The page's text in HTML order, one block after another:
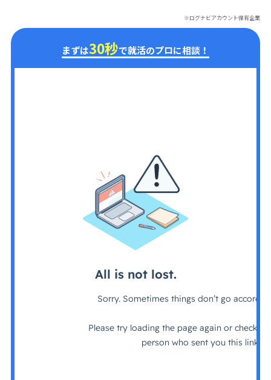
※ログナビアカウント保有企業
まずは30秒で就活のプロに相談！